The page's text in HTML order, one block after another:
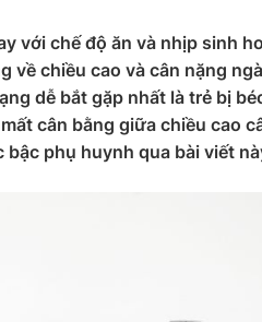
với chế độ ăn và nhịp sinh
về chiều cao và cân nặng
dễ bắt gặp nhất là trẻ bị
cân bằng giữa chiều cao
bậc phụ huynh qua bài viết